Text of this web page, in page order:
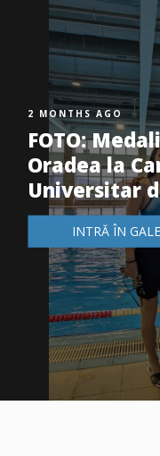
2 MONTHS AGO
FOTO:
Oradea la
Universitar
INTRĂ ÎN